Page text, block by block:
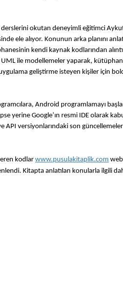
okutan deneyimli eğitimci
ele alıyor. Konunun arka planını
kendi kaynak kodlarından
UML ile modellemeler yaparak,
geliştirme isteyen kişiler için
Android programlamayı
yerine Google’ın resmi IDE olarak
versiyonlarındaki son güncellemeler
kodlar www.pusulakitaplik.com
Kitapta anlatılan konularla ilgili